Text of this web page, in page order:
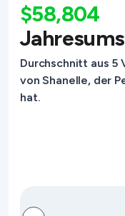
$58,804
Durchschnitt aus 5
von Shanelle, der
hat.